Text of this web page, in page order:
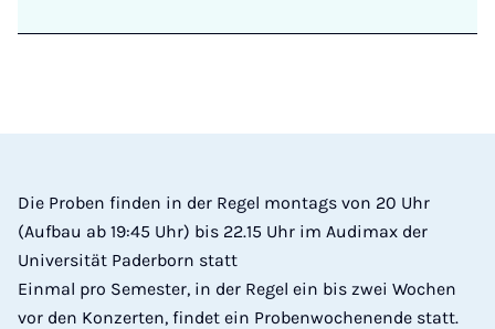
Die Proben finden in der Regel montags von 20 Uhr
(Aufbau ab 19:45 Uhr) bis 22.15 Uhr im Audimax der
Universität Paderborn statt
Einmal pro Semester, in der Regel ein bis zwei Wochen
vor den Konzerten, findet ein Probenwochenende statt.